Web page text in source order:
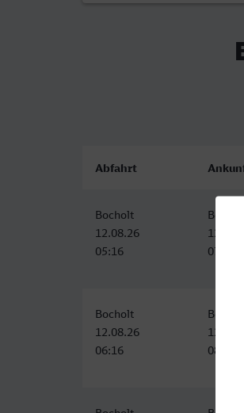
Abfahrt
Bocholt
12.08.26
05:16
Bonn
07:54
Bocholt
12.08.26
06:16
Bonn
08:54